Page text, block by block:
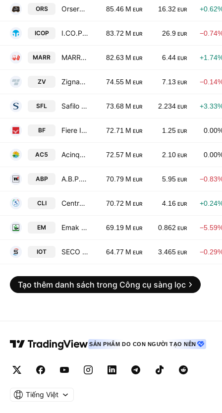
ORS Orsero SpA 85.46 M EUR 16.32 EUR
ICOP I.CO.P. S.p.A. 83.72 M EUR 26.9 EUR
MARR MARR SpA 82.63 M EUR 6.44 EUR
ZV Zignago Vetro SpA 74.55 M EUR 7.13 EUR
SFL Safilo Group S.p.A. 73.68 M EUR 2.234 EUR
BF Fiere Internazionali Di Bologna S.P.A. 72.71 M EUR 1.25 EUR
AC5 Acinque S.p.A. 72.57 M EUR 2.10 EUR
ABP A.B.P. Nocivelli S.p.A. 70.79 M EUR 5.95 EUR
CLI Centrale del Latte d'Italia S.p.A. 70.72 M EUR 4.16 EUR
EM Emak S.p.A. 69.19 M EUR 0.862 EUR
IOT SECO S.p.A. 64.77 M EUR 3.465 EUR
Tạo thêm danh sách trong Công cụ sàng lọc
SẢN PHẨM DO CON NGƯỜI TẠO NÊN
Tiếng Việt